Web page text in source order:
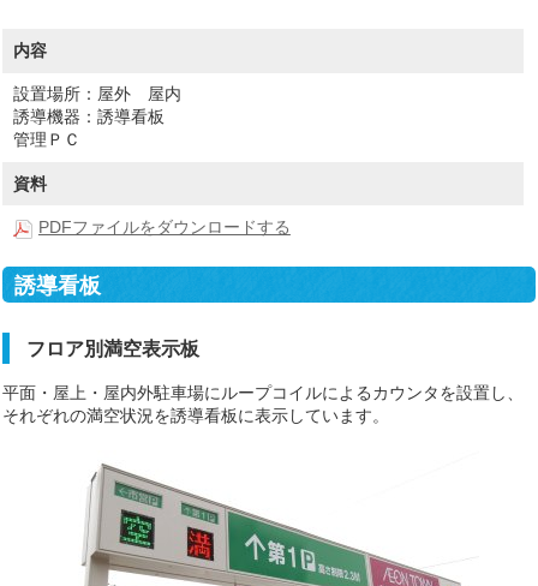
内容
設置場所：屋外 屋内
誘導機器：誘導看板
管理ＰＣ
資料
PDFファイルをダウンロードする
誘導看板
フロア別満空表示板
平面・屋上・屋内外駐車場にループコイルによるカウンタを設置し、
それぞれの満空状況を誘導看板に表示しています。